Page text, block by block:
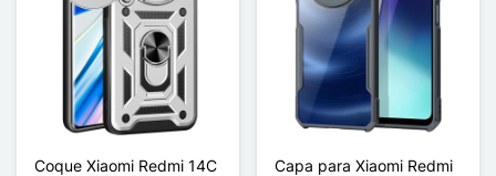
Coque Xiaomi Redmi 14C
Capa para Xiaomi Redmi